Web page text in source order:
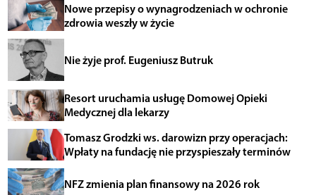
Nowe przepisy o wynagrodzeniach w ochronie
zdrowia weszły w życie
Nie żyje prof. Eugeniusz Butruk
Resort uruchamia usługę Domowej Opieki
Medycznej dla lekarzy
Tomasz Grodzki ws. darowizn przy operacjach:
Wpłaty na fundację nie przyspieszały terminów
NFZ zmienia plan finansowy na 2026 rok